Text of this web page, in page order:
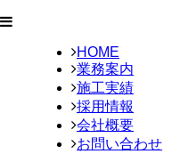
HOME
業務案内
施工実績
採用情報
会社概要
お問い合わせ